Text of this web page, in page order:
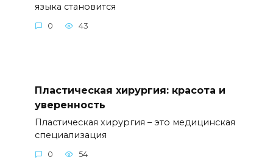
языка становится
0 43
Пластическая хирургия: красота и
уверенность
Пластическая хирургия – это медицинская
специализация
0 54